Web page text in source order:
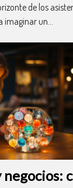
de los
un...
negocios: